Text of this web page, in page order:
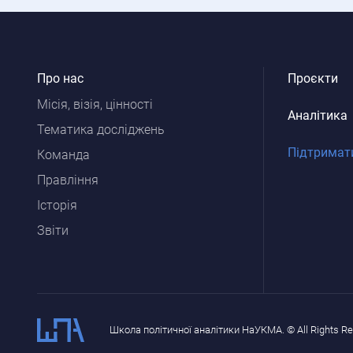
Про нас
Місія, візія, цінності
Тематика досліджень
Команда
Правління
Історія
Звіти
Проєкти
Аналітика
Школа політичної аналітики НаУКМА. © All Rights